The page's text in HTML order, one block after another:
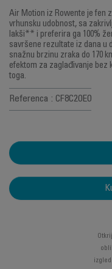
Air Motion iz Rowente je fen
vrhunsku udobnost, sa
lakši** i preferira ga 100%
savršene rezultate iz dana u
snažnu brzinu zraka do 170
efektom za zaglađivanje bez
toga.
Referenca : CF8C20E0
izgled